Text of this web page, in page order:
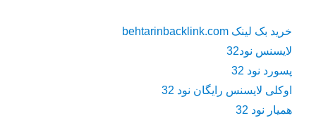
خرید بک لینک behtarinbacklink.com
لایسنس نود32
پسورد نود 32
اوکلی لایسنس رایگان نود 32
همیار نود 32